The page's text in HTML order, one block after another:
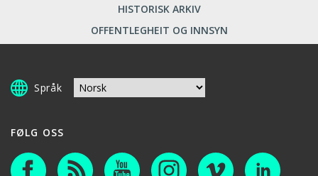
HISTORISK ARKIV
OFFENTLEGHEIT OG INNSYN
Språk
FØLG OSS